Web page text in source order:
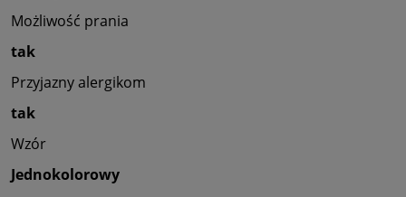
Możliwość prania
tak
Przyjazny alergikom
tak
Wzór
Jednokolorowy